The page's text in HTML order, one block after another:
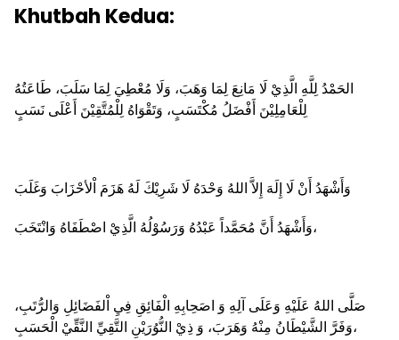
Khutbah Kedua:
الحَمْدُ لِلَّهِ الَّذِيْ لَا مَانِعَ لِمَا وَهَبَ، وَلَا مُعْطِيَ لِمَا سَلَبَ، طَاعَتُهُ
لِلْعَامِلِيْنَ أَفْضَلُ مُكْتَسَبٍ، وَتَقْوَاهُ لِلْمُتَّقِيْنَ أَعْلَى نَسَبٍ
وَأَشْهَدُ أَنْ لَا إِلَهَ إِلاَّ اللهُ وَحْدَهُ لَا شَرِيْكَ لَهُ هَزَمَ اْلأحْزَابَ وَغَلَبَ
وَأَشْهَدُ أَنَّ مُحَمَّداً عَبْدُهُ وَرَسُوْلُهُ الَّذِيْ اصْطَفَاهُ وَانْتَخَبَ،
صَلَّى اللهُ عَلَيْهِ وَعَلَى آلِهِ وَ اصَحِابِهِ الْفَائِقِ فِيِ اْلفَضَائِلِ وَالرُّتَبِ،
وَفَرَّ الشَّيْطَانُ مِنْهُ وَهَرَبَ، وَ ذِيْ النُّوُرَيْنِ التَّقِيِّ النَّقِّيْ الْحَسَبِ،